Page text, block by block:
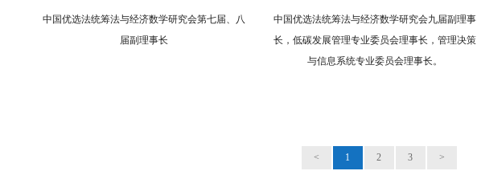
中国优选法统筹法与经济数学研究会第七届、八
届副理事长
中国优选法统筹法与经济数学研究会九届副理事
长，低碳发展管理专业委员会理事长，管理决策
与信息系统专业委员会理事长。
< 1 2 3 >